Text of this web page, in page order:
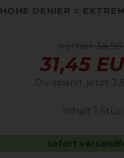
HOHE DENIER =
vorher
31,45
Du sparst jetzt
Inhalt 1
sofort